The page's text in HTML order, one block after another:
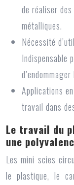
de réaliser
métalliques.
Nécessité
Indispensable
Applications
travail dans
Le travail du
une
Lesmini scies
le plastique, le